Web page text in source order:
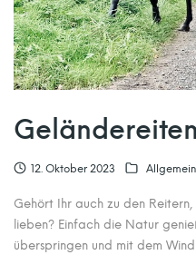
12. Oktober 2023 Allgemein
Gehört Ihr auch zu den
lieben? Einfach die Natur
überspringen und mit dem